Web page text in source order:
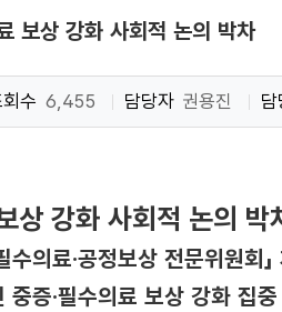
보상 강화 사회적 논의 박차
수 6,455 담당자 권용진 담
상 강화 사회적 논의 박
수의료·공정보상 전문위원회
중증·필수의료 보상 강화 집